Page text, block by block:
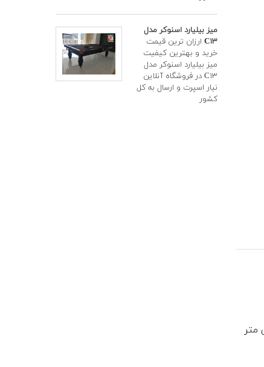
میز بیلیارد اسنوکر مدل
C۱۳ ارزان ترین قیمت
خرید و بهترین کیفیت
میز بیلیارد اسنوکر مدل
C۱۳ در فروشگاه آنلاین
نیار اسپرت و ارسال به کل
کشور